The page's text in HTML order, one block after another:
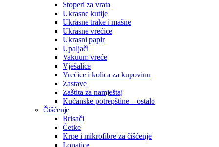
Stoperi za vrata
Ukrasne kutije
Ukrasne trake i mašne
Ukrasne vrećice
Ukrasni papir
Upaljači
Vakuum vreće
Vješalice
Vrećice i kolica za kupovinu
Zastave
Zaštita za namještaj
Kućanske potrepštine – ostalo
Čišćenje
Brisači
Četke
Krpe i mikrofibre za čišćenje
Lopatice